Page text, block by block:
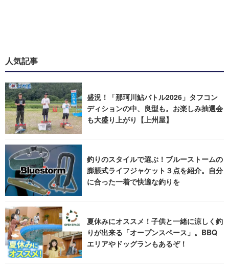
人気記事
盛況！「那珂川鮎バトル2026」タフコン
ディションの中、良型も。お楽しみ抽選会
も大盛り上がり【上州屋】
釣りのスタイルで選ぶ！ブルーストームの
膨脹式ライフジャケット３点を紹介。自分
に合った一着で快適な釣りを
夏休みにオススメ！子供と一緒に涼しく釣
りが出来る「オープンスペース」。BBQ
エリアやドッグランもあるぞ！